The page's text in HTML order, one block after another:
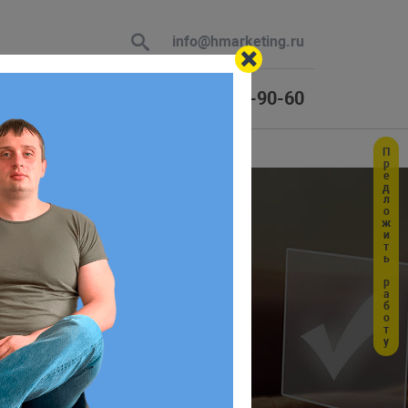
info@hmarketing.ru
+7 (925) 464-90-60
в
проявление заботы о
ответ
с учетом
Предложить работу